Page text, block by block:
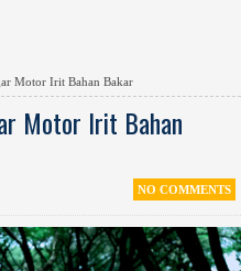
Motor Irit Bahan Bakar
Motor Irit Bahan
NO COMMENTS